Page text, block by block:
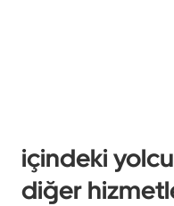
içindeki
diğer